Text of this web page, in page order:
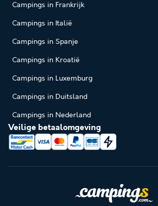
Campings in Frankrijk
Campings in Italië
Campings in Spanje
Campings in Kroatië
Campings in Luxemburg
Campings in Duitsland
Campings in Nederland
Veilige betaalomgeving